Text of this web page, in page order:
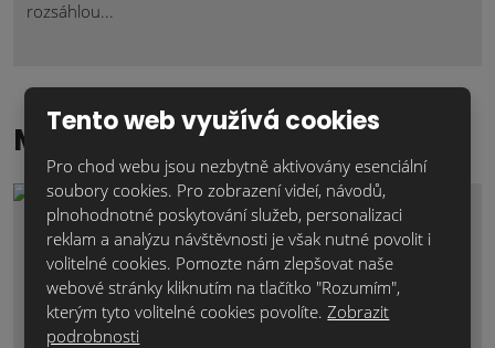
rozsáhlou...
Magazín klinker
Tento web využívá cookies
Pro chod webu jsou nezbytně aktivovány esenciální
soubory cookies. Pro zobrazení videí, návodů,
plnohodnotné poskytování služeb, personalizaci
reklam a analýzu návštěvnosti je však nutné povolit i
volitelné cookies. Pomozte nám zlepšovat naše
webové stránky kliknutím na tlačítko "Rozumím",
kterým tyto volitelné cookies povolíte. Zobrazit
podrobnosti